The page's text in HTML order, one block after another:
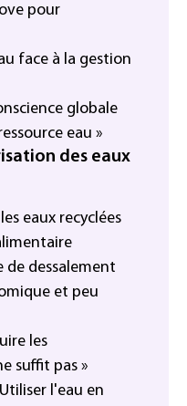
pour
face à la gestion
globale
eau »
des eaux
eaux recyclées
dessalement
et peu
les
suffit pas »
l'eau en